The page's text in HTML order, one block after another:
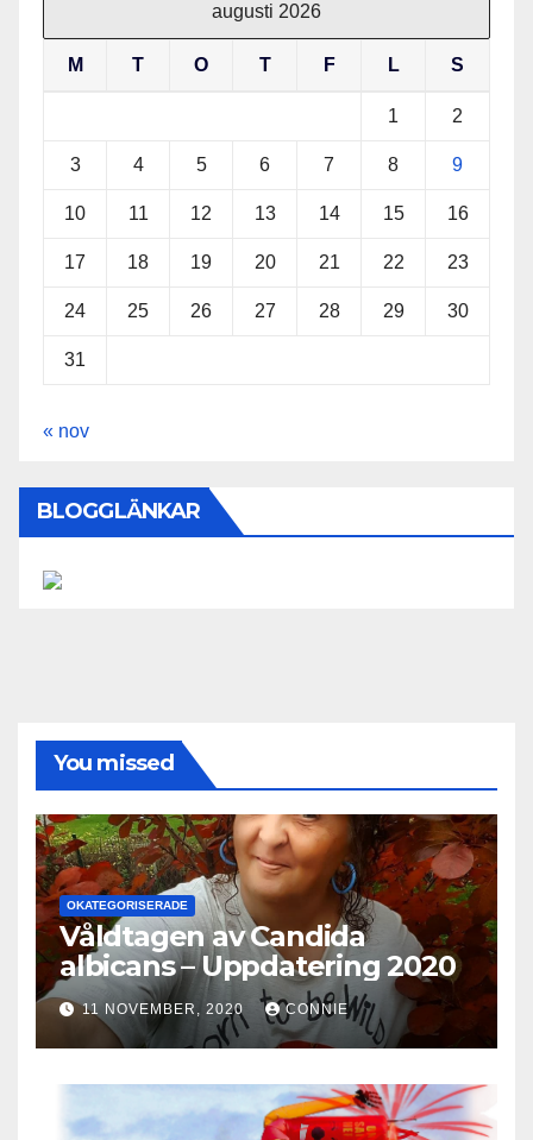
augusti 2026
M T O T F L S
1 2
3 4 5 6 7 8 9
10 11 12 13 14 15 16
17 18 19 20 21 22 23
24 25 26 27 28 29 30
31
« nov
BLOGGLÄNKAR
You missed
OKATEGORISERADE
Våldtagen av Candida
albicans – Uppdatering 2020
11 NOVEMBER, 2020 CONNIE